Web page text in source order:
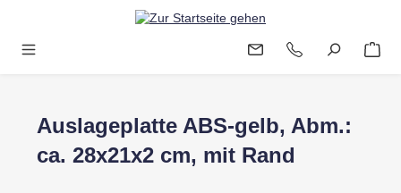
Zum Hauptinhalt springen
Auslageplatte ABS-gelb, Abm.:
ca. 28x21x2 cm, mit Rand